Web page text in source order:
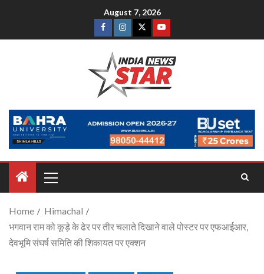
August 7, 2026
Home
Himachal
भगवान राम को कूड़े के ढेर पर तीर चलाते दिखाने वाले पोस्टर पर एफआईआर,
देवभूमि संघर्ष समिति की शिकायत पर एक्शन